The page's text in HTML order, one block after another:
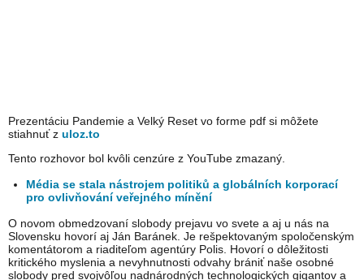
Prezentáciu Pandemie a Velký Reset vo forme pdf si môžete
stiahnuť z uloz.to
Tento rozhovor bol kvôli cenzúre z YouTube zmazaný.
Média se stala nástrojem politiků a globálních korporací
pro ovlivňování veřejného mínění
O novom obmedzovaní slobody prejavu vo svete a aj u nás na
Slovensku hovorí aj Ján Baránek. Je rešpektovaným spoločenským
komentátorom a riaditeľom agentúry Polis. Hovorí o dôležitosti
kritického myslenia a nevyhnutnosti odvahy brániť naše osobné
slobody pred svojvôľou nadnárodných technologických gigantov a